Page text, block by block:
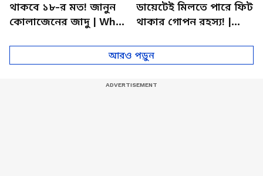
থাকবে ১৮-র মত! জানুন
কোলাজেনের জাদু | What
ডায়েটেই মিলতে পারে ফিট
থাকার গোপন রহস্য! |
Bengali | Foods
আরও পড়ুন